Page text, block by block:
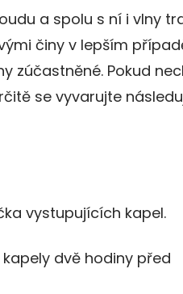
a spolu s ní i vlny
činy v lepším
zúčastněné. Pokud
se vyvarujte
vystupujících kapel.
dvě hodiny před